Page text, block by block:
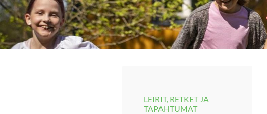
LEIRIT, RETKET JA
TAPAHTUMAT